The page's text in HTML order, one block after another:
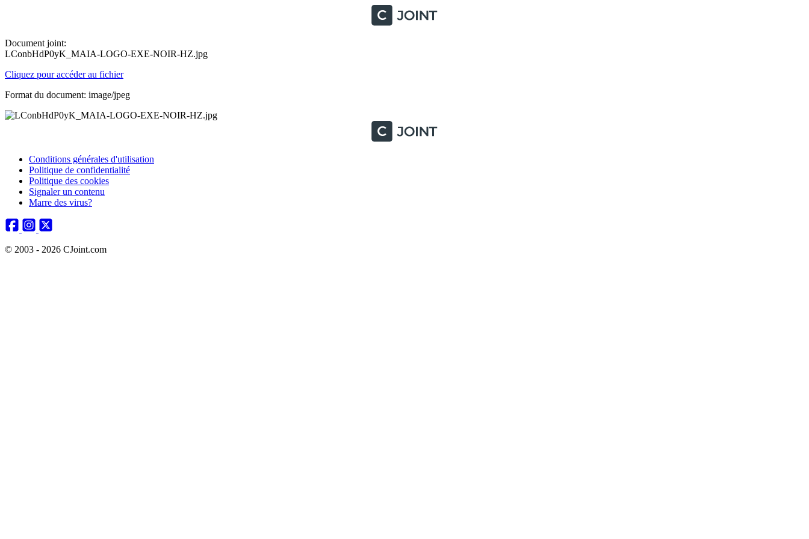
Document joint:
LConbHdP0yK_MAIA-LOGO-EXE-NOIR-HZ.jpg
Cliquez pour accéder au fichier
Format du document: image/jpeg
Conditions générales d'utilisation
Politique de confidentialité
Politique des cookies
Signaler un contenu
Marre des virus?
© 2003 - 2026 CJoint.com